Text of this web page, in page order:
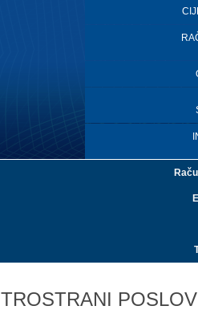
TROSTRANI